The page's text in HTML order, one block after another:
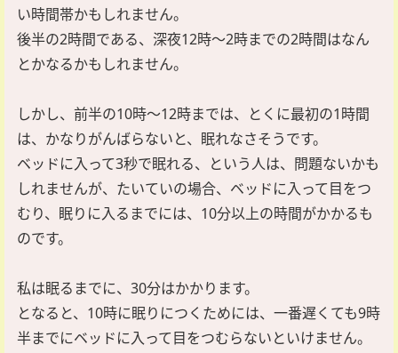
い時間帯かもしれません。
後半の2時間である、深夜12時～2時までの2時間はなん
とかなるかもしれません。
しかし、前半の10時～12時までは、とくに最初の1時間
は、かなりがんばらないと、眠れなさそうです。
ベッドに入って3秒で眠れる、という人は、問題ないかも
しれませんが、たいていの場合、ベッドに入って目をつ
むり、眠りに入るまでには、10分以上の時間がかかるも
のです。
私は眠るまでに、30分はかかります。
となると、10時に眠りにつくためには、一番遅くても9時
半までにベッドに入って目をつむらないといけません。